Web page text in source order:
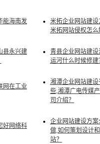
能海南发
米拓企业网站建设
米拓网站侵权怎么
县永兴建
青县企业网站建设
运河什么时候修建
网在工业
湘潭企业网站建设
些,湘潭广电传媒
司介绍？
好网络科
企业网站建设方案
做,如何策划设计
站？